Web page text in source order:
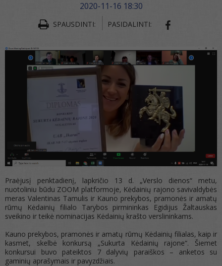
2020-11-16 18:30
SPAUSDINTI: PASIDALINTI:
Praėjusį penktadienį, lapkričio 13 d. „Verslo dienos“ metu,
nuotoliniu būdu ZOOM platformoje, Kėdainių rajono savivaldybės
meras Valentinas Tamulis ir Kauno prekybos, pramonės ir amatų
rūmų Kėdainių filialo Tarybos pirmininkas Egidijus Žaltauskas
sveikino ir teikė nominacijas Kėdainių krašto verslininkams.
Kauno prekybos, pramonės ir amatų rūmų Kėdainių filialas, kaip ir
kasmet, skelbė konkursą „Sukurta Kėdainių rajone“. Šiemet
konkursui buvo pateiktos 7 dalyvių paraiškos – anketos su
gaminių aprašymais ir pavyzdžiais.